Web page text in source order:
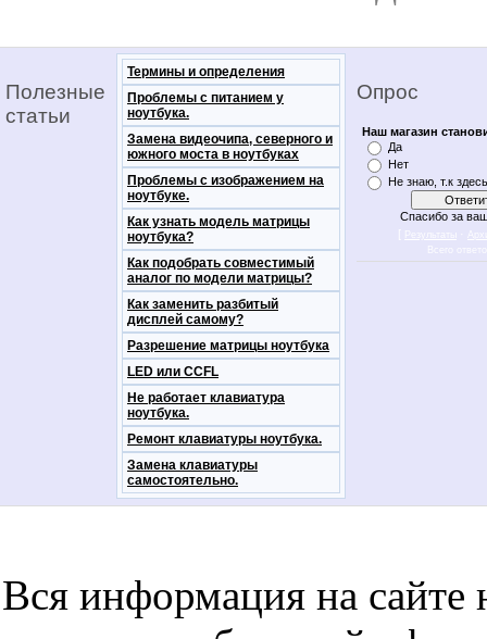
Полезные
статьи
Термины и определения
Проблемы с питанием у
ноутбука.
Замена видеочипа, северного и
южного моста в ноутбуках
Проблемы с изображением на
ноутбуке.
Как узнать модель матрицы
ноутбука?
Как подобрать совместимый
аналог по модели матрицы?
Как заменить разбитый
дисплей самому?
Разрешение матрицы ноутбука
LED или CCFL
Не работает клавиатура
ноутбука.
Ремонт клавиатуры ноутбука.
Замена клавиатуры
самостоятельно.
Опрос
Наш магазин
Да
Нет
Не знаю, т.к
Спасибо за
Вся информация на сайте